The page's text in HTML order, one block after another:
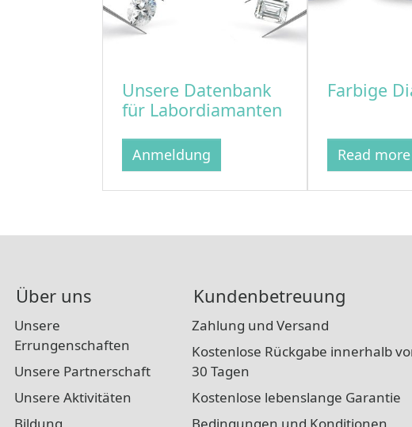
Unsere Datenbank
für Labordiamanten
Anmeldung
Farbige
Read more
Über uns
Unsere
Errungenschaften
Unsere Partnerschaft
Unsere Aktivitäten
Bildung
Kundenbetreuung
Zahlung und Versand
Kostenlose Rückgabe innerhalb
30 Tagen
Kostenlose lebenslange Garantie
Bedingungen und Konditionen